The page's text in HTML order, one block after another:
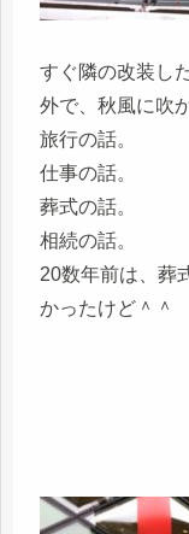
すぐ隣の改装し
外で、秋風に吹
旅行の話。
仕事の話。
葬式の話。
相続の話。
20数年前は、葬
かったけど＾＾